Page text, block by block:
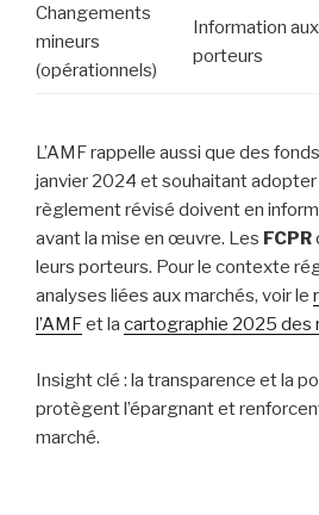
Changements
mineurs
(opérationnels)
Information aux
porteurs
L’AMF rappelle aussi que des
janvier 2024 et souhaitant
règlement révisé doivent en
avant la mise en œuvre. Les FCPR
leurs porteurs. Pour le contexte
analyses liées aux marchés, voir le
l’AMFet la cartographie 2025 des
Insight clé : la transparence et la
protègent l’épargnant et
marché.